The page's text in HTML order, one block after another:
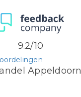
Appeldoorn
9.2/10